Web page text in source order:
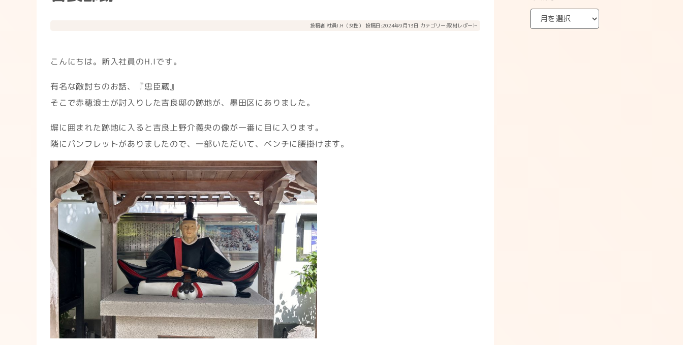
投稿者:社員I.H（女性） 投稿日:2024年9月13日 カテゴリー:取材レポート
こんにちは。新入社員のH.Iです。
有名な敵討ちのお話、『忠臣蔵』
そこで赤穂浪士が討入りした吉良邸の跡地が、墨田区にありました。
塀に囲まれた跡地に入ると吉良上野介義央の像が一番に目に入ります。
隣にパンフレットがありましたので、一部いただいて、ベンチに腰掛けます。